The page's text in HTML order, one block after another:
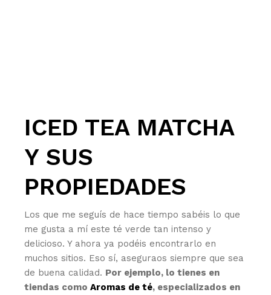
ICED TEA MATCHA
Y SUS
PROPIEDADES
Los que me seguís de hace tiempo sabéis lo que
me gusta a mí este té verde tan intenso y
delicioso. Y ahora ya podéis encontrarlo en
muchos sitios. Eso sí, aseguraos siempre que sea
de buena calidad. Por ejemplo, lo tienes en
tiendas comoAromas de té, especializados en